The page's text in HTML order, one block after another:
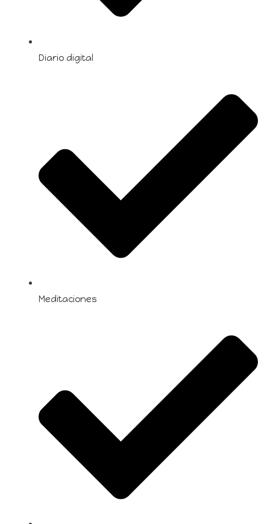
Diario digital
Meditaciones